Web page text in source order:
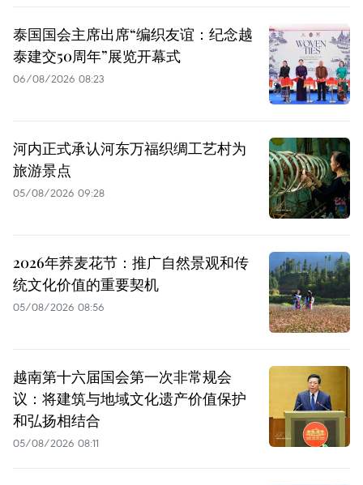
泰国国会主席出席“编织友谊：纪念越
泰建交50周年”展览开幕式
06/08/2026 08:23
河内正式承认河东万福织绸工艺村为
旅游景点
05/08/2026 09:28
2026年荞麦花节：推广自然景观和传
统文化价值的重要契机
05/08/2026 08:56
越南第十六届国会第一次非常规会
议：将建筑与地域文化遗产价值保护
和弘扬相结合
05/08/2026 08:11